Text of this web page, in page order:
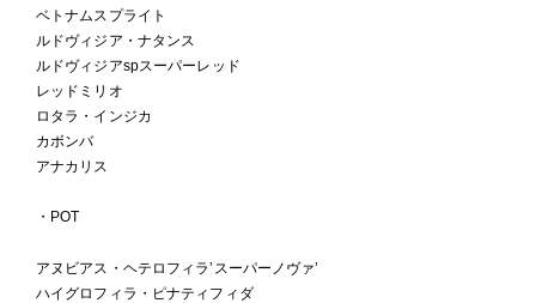
ベトナムスプライト
ルドヴィジア・ナタンス
ルドヴィジアspスーパーレッド
レッドミリオ
ロタラ・インジカ
カボンバ
アナカリス
・POT
アヌビアス・ヘテロフィラ’スーパーノヴァ’
ハイグロフィラ・ピナティフィダ